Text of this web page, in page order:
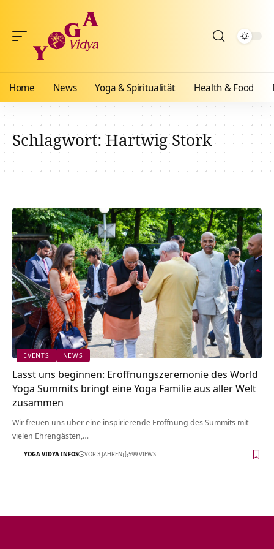
Home News Yoga & Spiritualität Health & Food
Schlagwort:Hartwig Stork
EVENTS NEWS
Lasst uns beginnen: Eröffnungszeremonie des World
Yoga Summits bringt eine Yoga Familie aus aller Welt
zusammen
Wir freuen uns über eine inspirierende Eröffnung des Summits mit
vielen Ehrengästen,…
YOGA VIDYA INFOS VOR 3 JAHREN 599 VIEWS